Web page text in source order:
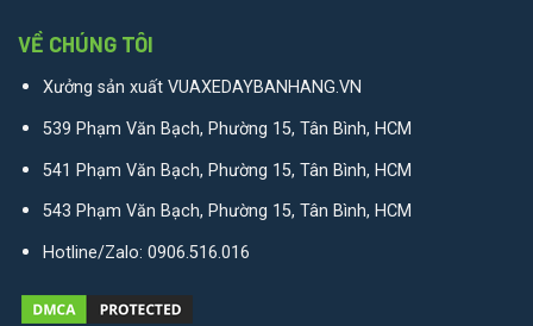
VỀ CHÚNG TÔI
Xưởng sản xuất VUAXEDAYBANHANG.VN
539 Phạm Văn Bạch, Phường 15, Tân Bình, HCM
541 Phạm Văn Bạch, Phường 15, Tân Bình, HCM
543 Phạm Văn Bạch, Phường 15, Tân Bình, HCM
Hotline/Zalo: 0906.516.016